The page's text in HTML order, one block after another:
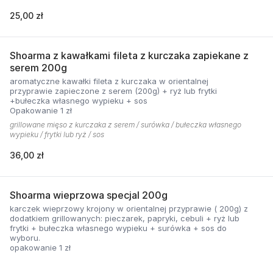
25,00 zł
Shoarma z kawałkami fileta z kurczaka zapiekane z
serem 200g
aromatyczne kawałki fileta z kurczaka w orientalnej
przyprawie zapieczone z serem (200g) + ryż lub frytki
+bułeczka własnego wypieku + sos
Opakowanie 1 zł
grillowane mięso z kurczaka z serem / surówka / bułeczka własnego
wypieku / frytki lub ryż / sos
36,00 zł
Shoarma wieprzowa specjal 200g
karczek wieprzowy krojony w orientalnej przyprawie ( 200g) z
dodatkiem grillowanych: pieczarek, papryki, cebuli + ryż lub
frytki + bułeczka własnego wypieku + surówka + sos do
wyboru.
opakowanie 1 zł